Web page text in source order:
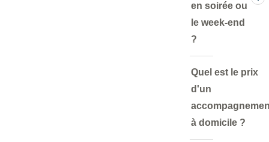
en soirée ou
le week-end
?
Quel est le prix
d'un
à domicile ?